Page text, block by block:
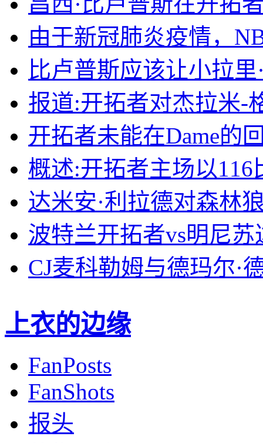
由于新冠肺炎疫情，
比卢普斯应该让小拉
报道:开拓者对杰拉米-
开拓者未能在Dame的
概述:开拓者主场以116
达米安·利拉德对森林
波特兰开拓者vs明尼
CJ麦科勒姆与德玛尔·
上衣的边缘
FanPosts
FanShots
报头